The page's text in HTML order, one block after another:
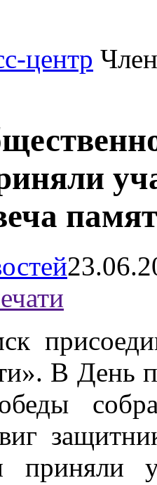
центр
В День
приняли